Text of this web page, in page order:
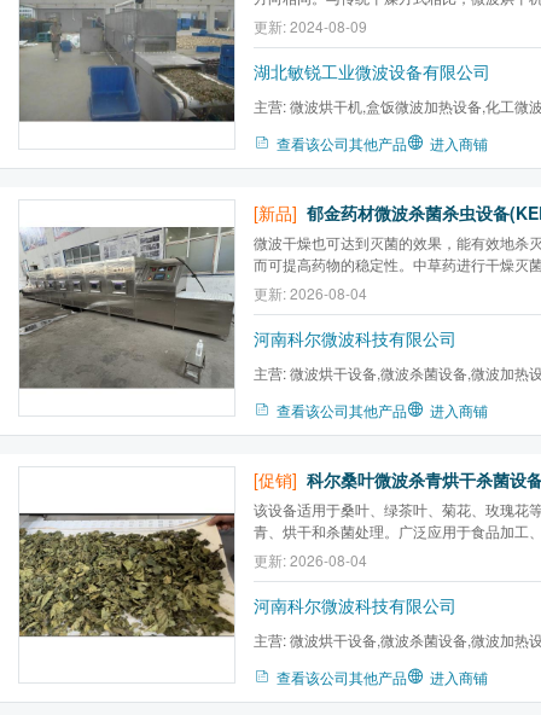
节能、生产效率高、干燥均匀、易实现自动
量等优点。优势还在于可以杀青、灭菌等特
波技术烘干机在应用中的案例，展现了微波
更新: 2024-08-09
湖北敏锐工业微波设备有限公司
主营:微波烘干机,盒饭微波加热设备,化工微
查看该公司其他产品 进入商铺
[新品] 郁金药材微波杀菌杀虫设备
微波干燥也可达到灭菌的效果，能有效地杀
而可提高药物的稳定性。中草药进行干燥灭
很好。
更新: 2026-08-04
河南科尔微波科技有限公司
主营:微波烘干设备,微波杀菌设备,微波加热
查看该公司其他产品 进入商铺
[促销]
该设备适用于桑叶、绿茶叶、菊花、玫瑰花
青、烘干和杀菌处理。广泛应用于食品加工
和茶叶行业。
更新: 2026-08-04
河南科尔微波科技有限公司
主营:微波烘干设备,微波杀菌设备,微波加热
查看该公司其他产品 进入商铺